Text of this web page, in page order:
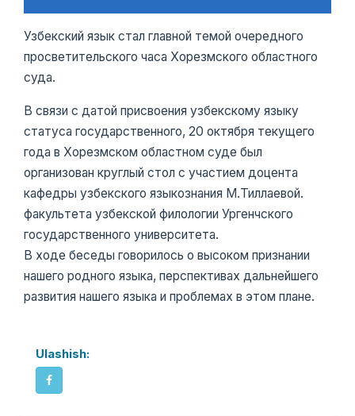
Узбекский язык стал главной темой очередного
просветительского часа Хорезмского областного
суда.
В связи с датой присвоения узбекскому языку
статуса государственного, 20 октября текущего
года в Хорезмском областном суде был
организован круглый стол с участием доцента
кафедры узбекского языкознания М.Тиллаевой.
факультета узбекской филологии Ургенчского
государственного университета.
В ходе беседы говорилось о высоком признании
нашего родного языка, перспективах дальнейшего
развития нашего языка и проблемах в этом плане.
Ulashish: